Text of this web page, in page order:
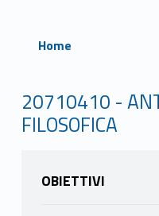
Home
20710410 -
FILOSOFICA
OBIETTIVI